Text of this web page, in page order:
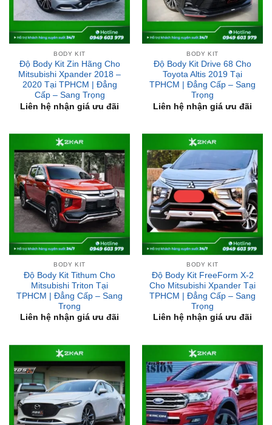
BODY KIT
Độ Body Kit Zin Hãng Cho
Mitsubishi Xpander 2018 –
2020 Tại TPHCM | Đẳng
Cấp – Sang Trọng
Liên hệ nhận giá ưu đãi
BODY KIT
Độ Body Kit Drive 68 Cho
Toyota Altis 2019 Tại
TPHCM | Đẳng Cấp – Sang
Trọng
Liên hệ nhận giá ưu đãi
BODY KIT
Độ Body Kit Tithum Cho
Mitsubishi Triton Tại
TPHCM | Đẳng Cấp – Sang
Trọng
Liên hệ nhận giá ưu đãi
BODY KIT
Độ Body Kit FreeForm X-2
Cho Mitsubishi Xpander Tại
TPHCM | Đẳng Cấp – Sang
Trọng
Liên hệ nhận giá ưu đãi